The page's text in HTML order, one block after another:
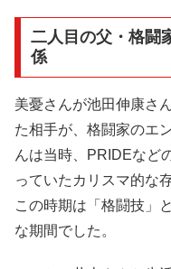
二人目の父・格闘
係
美憂さんが池田伸康さ
た相手が、格闘家のエ
んは当時、PRIDEなど
っていたカリスマ的な
この時期は「格闘技」
な期間でした。